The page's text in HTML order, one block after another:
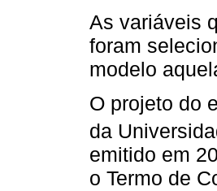
As variáveis
foram
modelo
O projeto do
da
emitido em
o Termo de